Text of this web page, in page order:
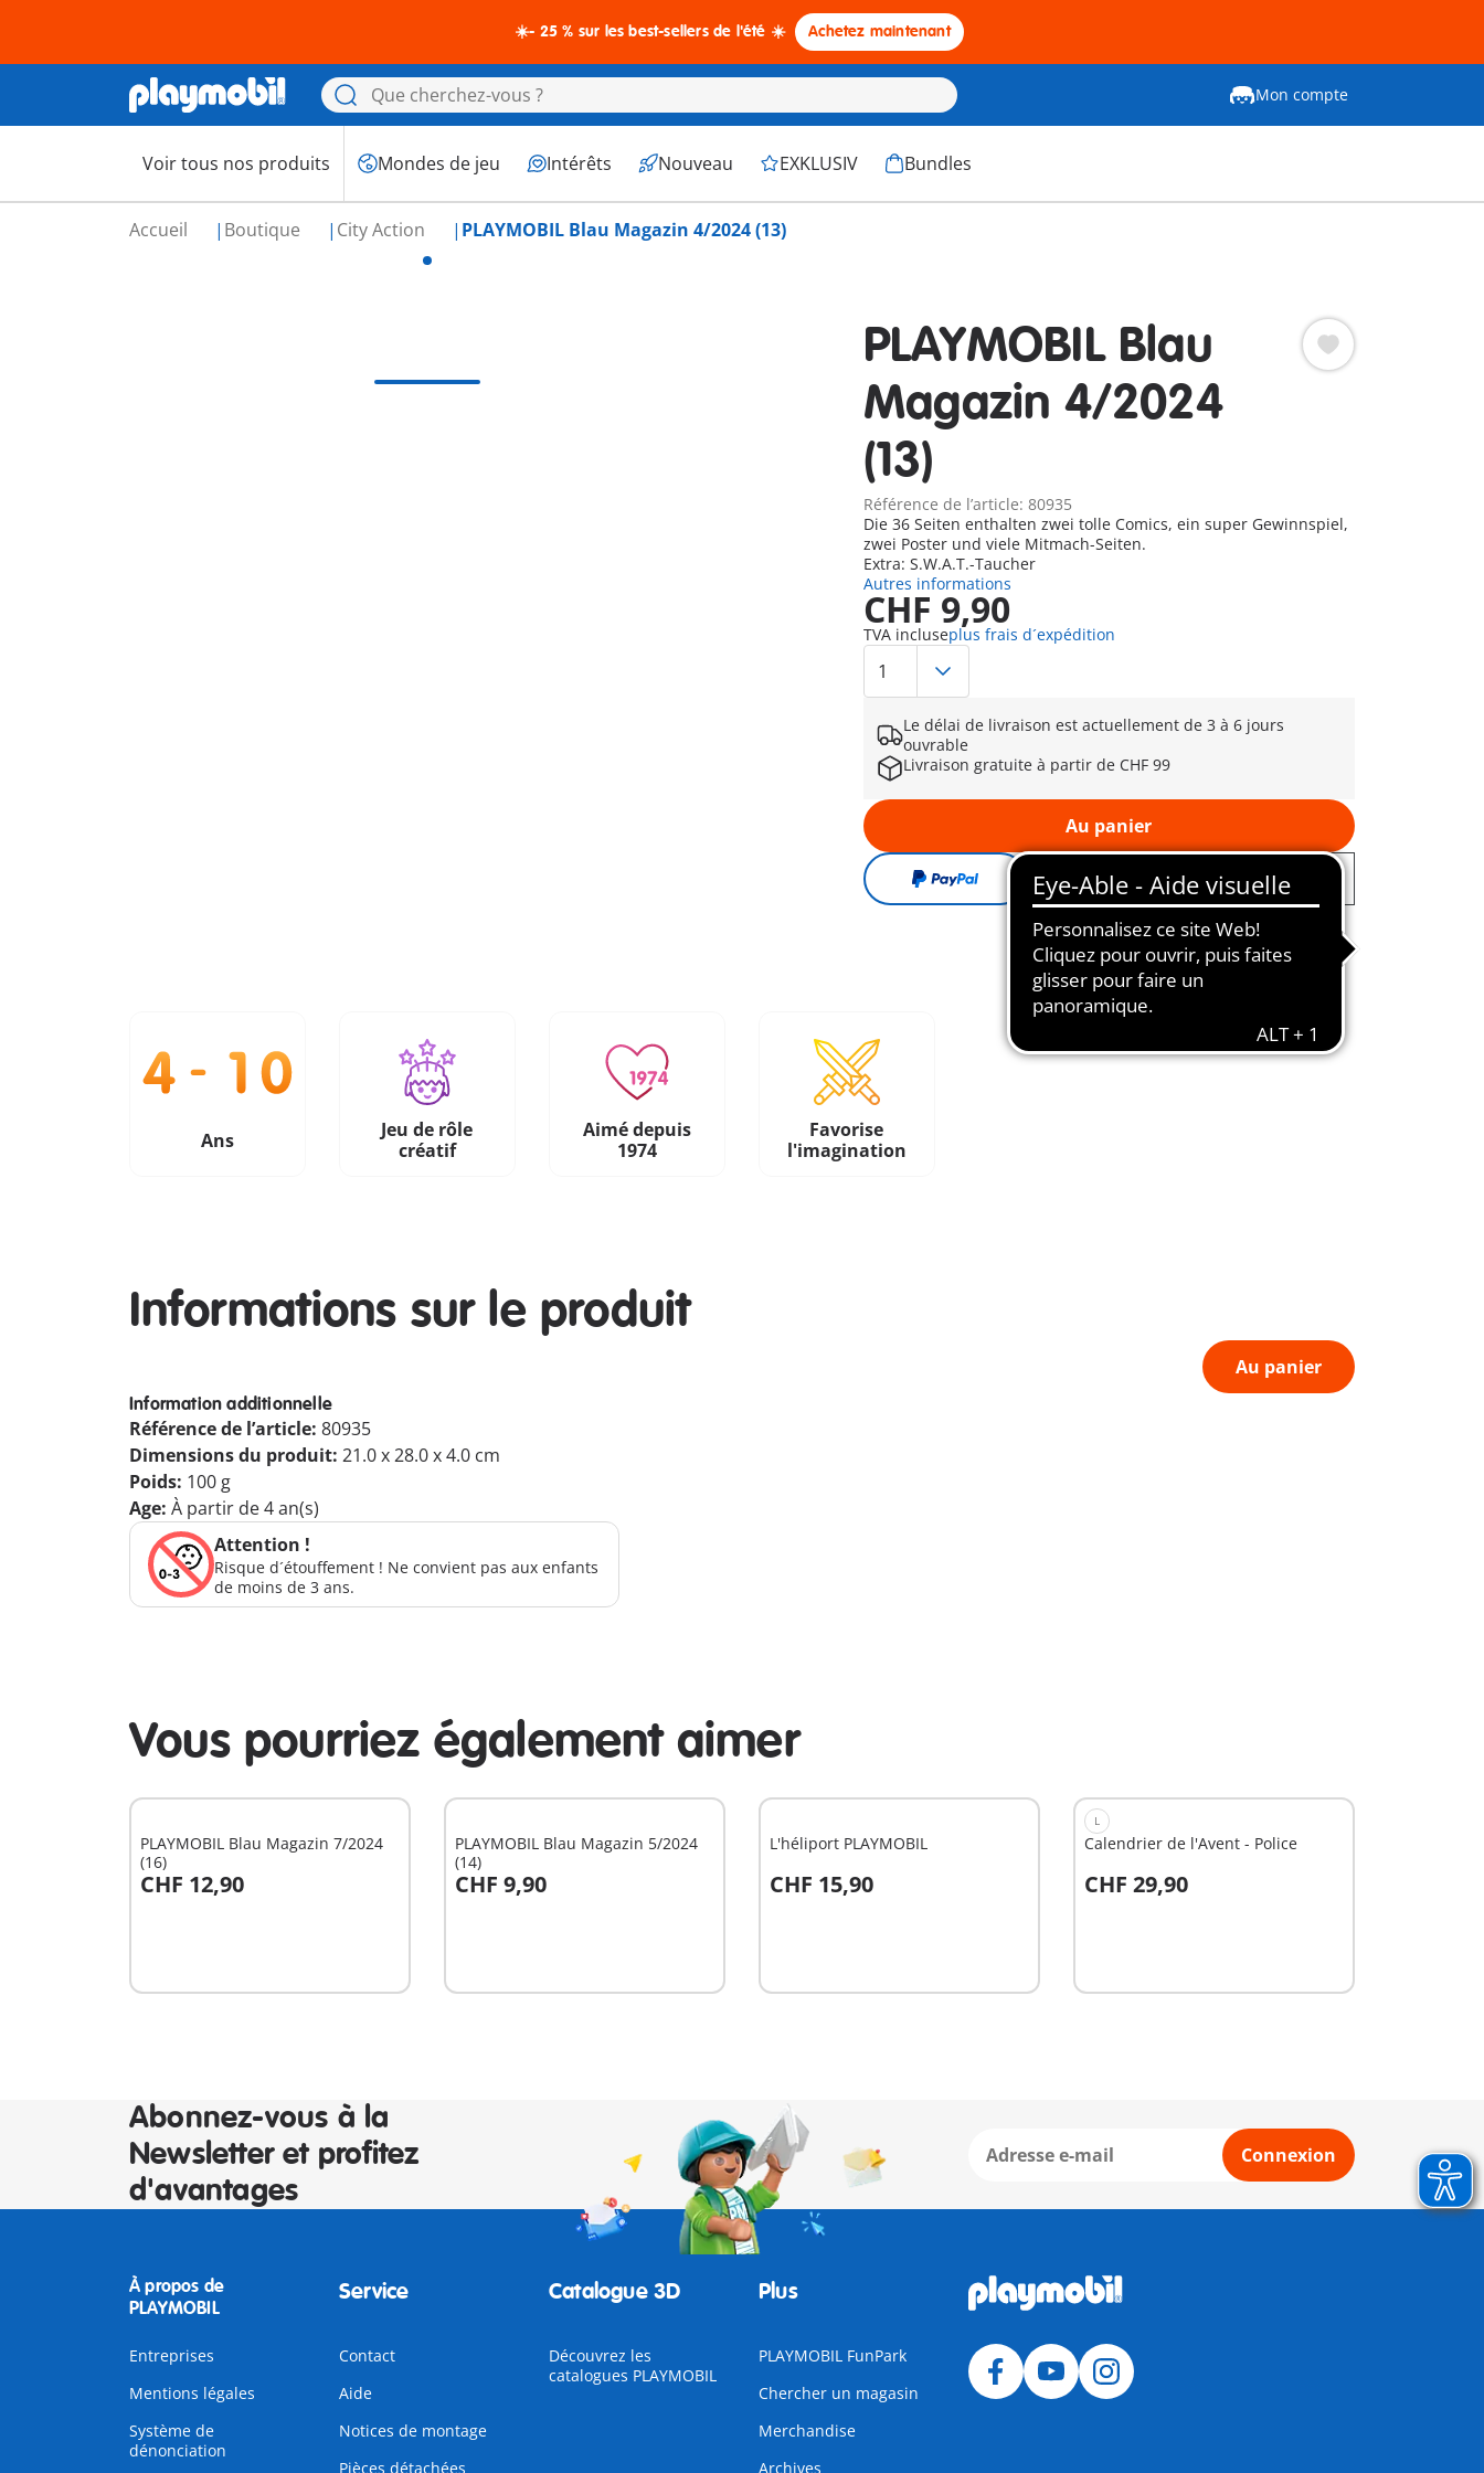
☀️- 25 % sur les best-sellers de l'été ☀️ Achetez maintenant
Mon compte
Voir tous nos produits Mondes de jeu Intérêts Nouveau EXKLUSIV Bundles
Accueil Boutique City Action PLAYMOBIL Blau Magazin 4/2024 (13)
PLAYMOBIL Blau
Magazin 4/2024
(13)
Référence de l’article: 80935
Die 36 Seiten enthalten zwei tolle Comics, ein super Gewinnspiel,
zwei Poster und viele Mitmach-Seiten.
Extra: S.W.A.T.-Taucher
Autres informations
CHF 9,90
TVA incluseplus frais d´expédition
Le délai de livraison est actuellement de 3 à 6 jours
ouvrable
Livraison gratuite à partir de CHF 99
Au panier
Ans
Jeu de rôle
créatif
Aimé depuis
1974
Favorise
l'imagination
Informations sur le produit
Au panier
Information additionnelle
Référence de l’article: 80935
Dimensions du produit: 21.0 x 28.0 x 4.0 cm
Poids: 100 g
Age: À partir de 4 an(s)
Attention !
Risque d´étouffement ! Ne convient pas aux enfants
de moins de 3 ans.
Vous pourriez également aimer
PLAYMOBIL Blau Magazin 7/2024
(16)
CHF 12,90
Au panier
PLAYMOBIL Blau Magazin 5/2024
(14)
CHF 9,90
Au panier
L'héliport PLAYMOBIL
CHF 15,90
Au panier
L
Calendrier de l'Avent - Police
CHF 29,90
Au panier
Abonnez-vous à la
Newsletter et profitez
d'avantages
Connexion
À propos de
PLAYMOBIL
Entreprises
Mentions légales
Système de
dénonciation
Service
Contact
Aide
Notices de montage
Pièces détachées
Catalogue 3D
Découvrez les
catalogues PLAYMOBIL
Plus
PLAYMOBIL FunPark
Chercher un magasin
Merchandise
Archives